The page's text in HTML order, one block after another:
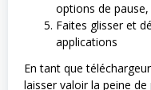
options de pause,
Faites glisser et
applications
En tant que
laisser valoir la peine